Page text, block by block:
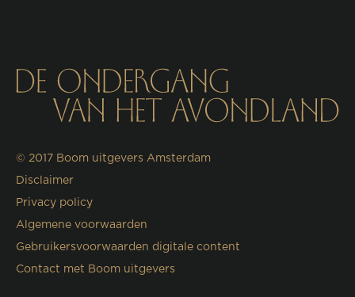
© 2017 Boom uitgevers Amsterdam
Disclaimer
Privacy policy
Algemene voorwaarden
Gebruikersvoorwaarden digitale content
Contact met Boom uitgevers